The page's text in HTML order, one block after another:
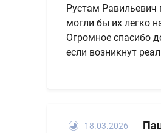
Рустам Равильевич
могли бы их легко
Огромное спасибо
если возникнут
18.03.2026